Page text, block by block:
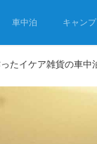
車中泊 キャンプ